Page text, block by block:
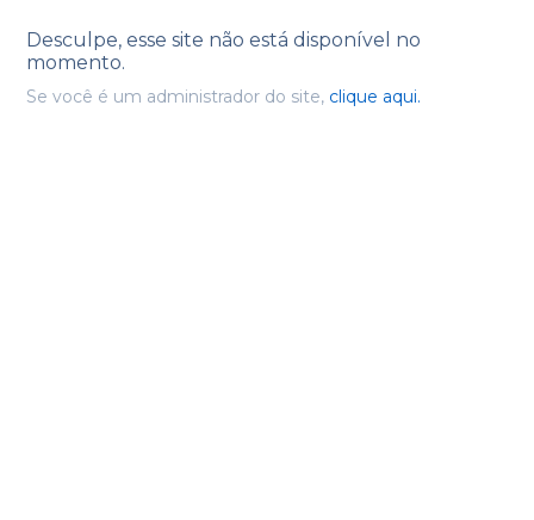
Desculpe, esse site não está disponível no
momento.
Se você é um administrador do site, clique aqui.